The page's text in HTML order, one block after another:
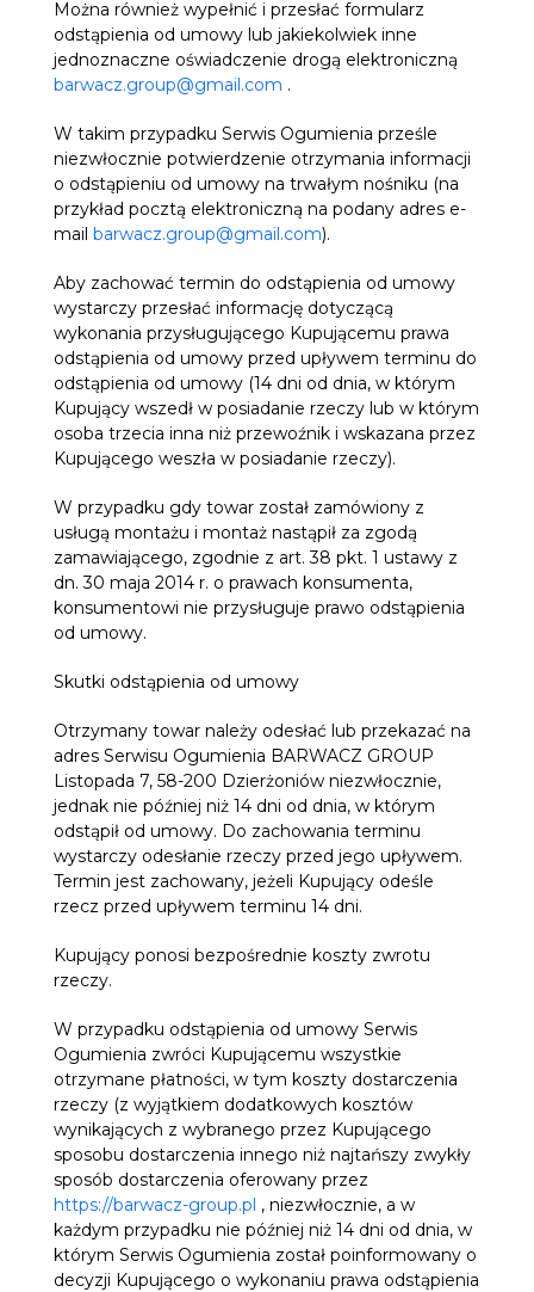
Można również wypełnić i przesłać formularz
odstąpienia od umowy lub jakiekolwiek inne
jednoznaczne oświadczenie drogą elektroniczną
barwacz.group@gmail.com .
W takim przypadku Serwis Ogumienia prześle
niezwłocznie potwierdzenie otrzymania informacji
o odstąpieniu od umowy na trwałym nośniku (na
przykład pocztą elektroniczną na podany adres e-
mail barwacz.group@gmail.com).
Aby zachować termin do odstąpienia od umowy
wystarczy przesłać informację dotyczącą
wykonania przysługującego Kupującemu prawa
odstąpienia od umowy przed upływem terminu do
odstąpienia od umowy (14 dni od dnia, w którym
Kupujący wszedł w posiadanie rzeczy lub w którym
osoba trzecia inna niż przewoźnik i wskazana przez
Kupującego weszła w posiadanie rzeczy).
W przypadku gdy towar został zamówiony z
usługą montażu i montaż nastąpił za zgodą
zamawiającego, zgodnie z art. 38 pkt. 1 ustawy z
dn. 30 maja 2014 r. o prawach konsumenta,
konsumentowi nie przysługuje prawo odstąpienia
od umowy.
Skutki odstąpienia od umowy
Otrzymany towar należy odesłać lub przekazać na
adres Serwisu Ogumienia BARWACZ GROUP
Listopada 7, 58-200 Dzierżoniów niezwłocznie,
jednak nie później niż 14 dni od dnia, w którym
odstąpił od umowy. Do zachowania terminu
wystarczy odesłanie rzeczy przed jego upływem.
Termin jest zachowany, jeżeli Kupujący odeśle
rzecz przed upływem terminu 14 dni.
Kupujący ponosi bezpośrednie koszty zwrotu
rzeczy.
W przypadku odstąpienia od umowy Serwis
Ogumienia zwróci Kupującemu wszystkie
otrzymane płatności, w tym koszty dostarczenia
rzeczy (z wyjątkiem dodatkowych kosztów
wynikających z wybranego przez Kupującego
sposobu dostarczenia innego niż najtańszy zwykły
sposób dostarczenia oferowany przez
https://barwacz-group.pl , niezwłocznie, a w
każdym przypadku nie później niż 14 dni od dnia, w
którym Serwis Ogumienia został poinformowany o
decyzji Kupującego o wykonaniu prawa odstąpienia